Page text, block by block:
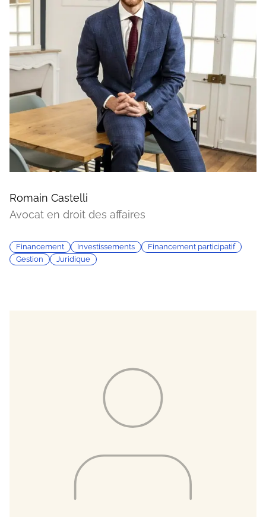
Romain Castelli
Avocat en droit des affaires
Financement Investissements
Financement participatif
Gestion
Juridique